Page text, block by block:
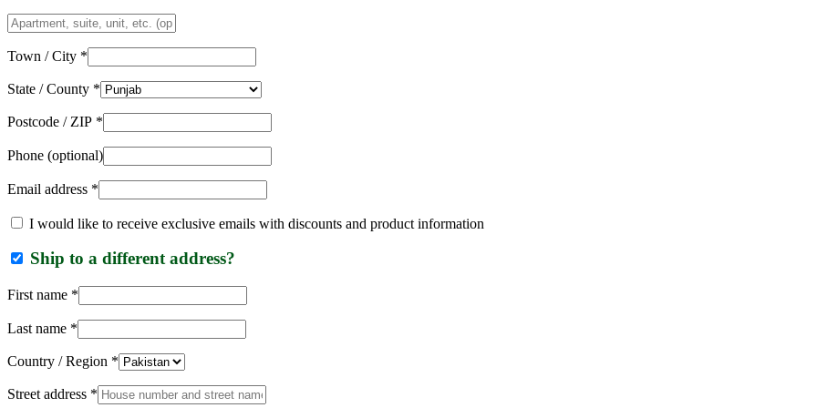
Apartment,
suite,
unit,
Town / City *
State / County *
Postcode / ZIP *
Phone (optional)
Email address *
I would like to receive exclusive emails with discounts and product information
Ship to a different address?
First name *
Last name *
Country / Region *
Street address *